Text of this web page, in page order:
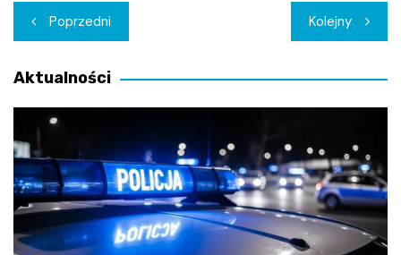
Nawigacja
wpisu
Poprzedni Kolejny
Aktualności